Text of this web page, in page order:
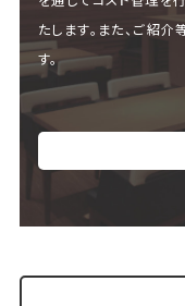
たします。また、ご紹
す。